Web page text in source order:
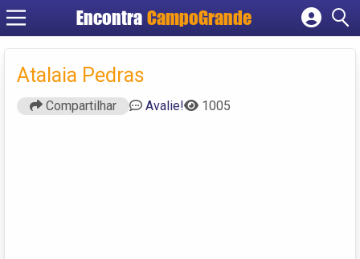
Encontra CampoGrande
Cadastrar empresa
Atalaia Pedras
Compartilhar Avalie! 1005